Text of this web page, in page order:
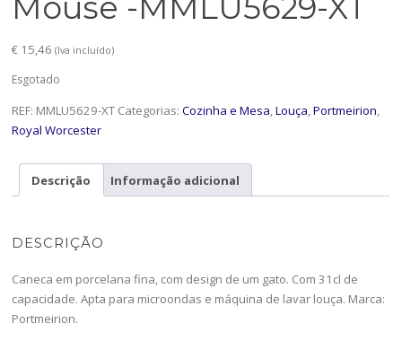
€ 15,46 (Iva incluído)
Esgotado
REF: MMLU5629-XT Categorias:Cozinha e Mesa,Louça,Portmeirion,
Royal Worcester
Descrição Informação adicional
DESCRIÇÃO
Caneca em porcelana fina, com design de um gato. Com 31cl de
capacidade. Apta para microondas e máquina de lavar louça. Marca:
Portmeirion.